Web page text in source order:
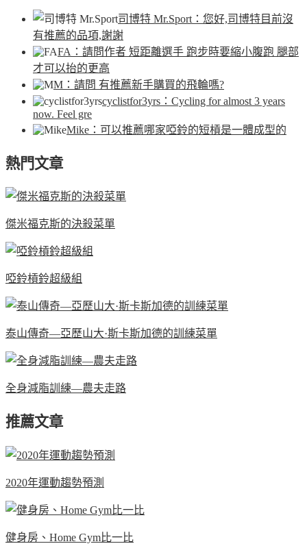
司博特 Mr.Sport ：您好,司博特目前沒
有推薦的品項,謝謝
FA ：請問作者 短距離選手 跑步時要縮小腹跑 腿部
才可以抬的更高
M ：請問 有推薦新手購買的飛輪嗎?
cyclistfor3yrs ：Cycling for almost 3 years
now. Feel gre
Mike ：可以推薦哪家啞鈴的短槓是一體成型的
熱門文章
傑米福克斯的決殺菜單
啞鈴槓鈴超級組
泰山傳奇—亞歷山大·斯卡斯加德的訓練菜單
全身減脂訓練—農夫走路
推薦文章
2020年運動趨勢預測
健身房、Home Gym比一比